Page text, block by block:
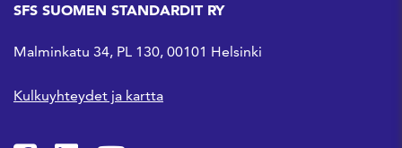
SFS SUOMEN STANDARDIT RY
Malminkatu 34, PL 130, 00101 Helsinki
Kulkuyhteydet ja kartta